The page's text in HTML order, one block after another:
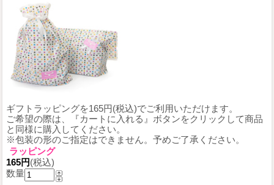
ギフトラッピングを165円(税込)でご利用いただけます。
ご希望の際は、『カートに入れる』ボタンをクリックして商品
と同様に購入してください。
※包装の形のご指定はできません。予めご了承ください。
ラッピング
165円(税込)
数量